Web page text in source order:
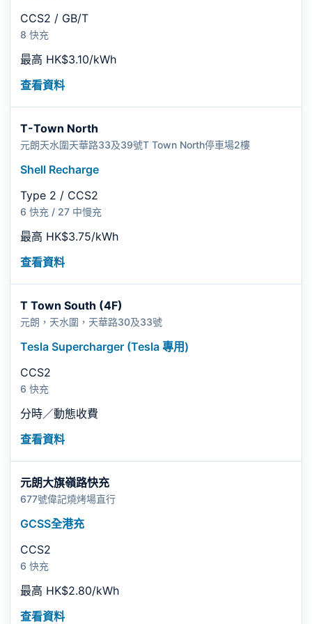
CCS2 / GB/T
8 快充
最高 HK$3.10/kWh
查看資料
T-Town North
元朗天水圍天華路33及39號T Town North停車場2樓
Shell Recharge
Type 2 / CCS2
6 快充 / 27 中慢充
最高 HK$3.75/kWh
查看資料
T Town South (4F)
元朗，天水圍，天華路30及33號
Tesla Supercharger (Tesla 專用)
CCS2
6 快充
分時／動態收費
查看資料
元朗大旗嶺路快充
677號偉記燒烤場直行
GCSS全港充
CCS2
6 快充
最高 HK$2.80/kWh
查看資料